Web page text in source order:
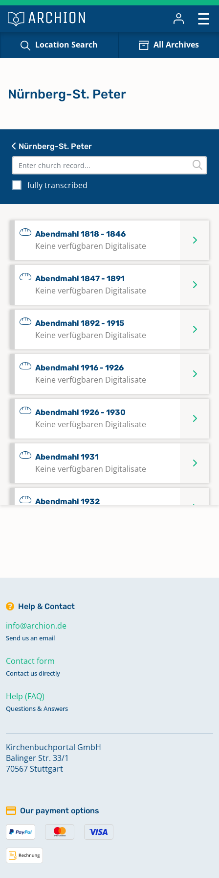
Location Search All Archives
Nürnberg-St. Peter
fully transcribed
Abendmahl 1818 - 1846
Keine verfügbaren Digitalisate
Abendmahl 1847 - 1891
Keine verfügbaren Digitalisate
Abendmahl 1892 - 1915
Keine verfügbaren Digitalisate
Abendmahl 1916 - 1926
Keine verfügbaren Digitalisate
Abendmahl 1926 - 1930
Keine verfügbaren Digitalisate
Abendmahl 1931
Keine verfügbaren Digitalisate
Abendmahl 1932
Keine verfügbaren Digitalisate
Abendmahl 1937 - 1939
Abendmahl 1937 - 1950
Keine verfügbaren Digitalisate
Keine verfügbaren Digitalisate
Abendmahl 1943 - 1949
Abendmahl 1950 - 1955
Keine verfügbaren Digitalisate
Abendmahl 1951 - 1974
Nürnberg-St. Peter
Help & Contact
info@archion.de
Send us an email
Contact form
Contact us directly
Help (FAQ)
Questions & Answers
Kirchenbuchportal GmbH
Balinger Str. 33/1
70567 Stuttgart
Our payment options